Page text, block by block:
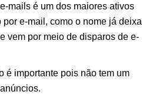
mails é um dos maiores ativos
por e-mail, como o nome já deixa
vem por meio de disparos de e-
é importante pois não tem um